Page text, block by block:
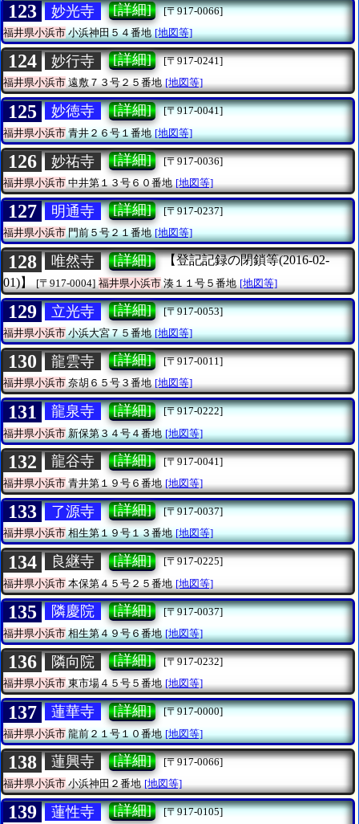
123 妙光寺 [詳細]
[〒917-0066]
福井県小浜市小浜神田５４番地 [地図等]
124 妙行寺 [詳細]
[〒917-0241]
福井県小浜市遠敷７３号２５番地 [地図等]
125 妙徳寺 [詳細]
[〒917-0041]
福井県小浜市青井２６号１番地 [地図等]
126 妙祐寺 [詳細]
[〒917-0036]
福井県小浜市中井第１３号６０番地 [地図等]
127 明通寺 [詳細]
[〒917-0237]
福井県小浜市門前５号２１番地 [地図等]
128 唯然寺 [詳細]
【登記記録の閉鎖等(2016-02-
01)】
[〒917-0004] 福井県小浜市 湊１１号５番地 [地図等]
129 立光寺 [詳細]
[〒917-0053]
福井県小浜市小浜大宮７５番地 [地図等]
130 龍雲寺 [詳細]
[〒917-0011]
福井県小浜市奈胡６５号３番地 [地図等]
131 龍泉寺 [詳細]
[〒917-0222]
福井県小浜市新保第３４号４番地 [地図等]
132 龍谷寺 [詳細]
[〒917-0041]
福井県小浜市 青井第１９号６番地 [地図等]
133 了源寺 [詳細]
[〒917-0037]
福井県小浜市相生第１９号１３番地 [地図等]
134 良継寺 [詳細]
[〒917-0225]
福井県小浜市 本保第４５号２５番地 [地図等]
135 隣慶院 [詳細]
[〒917-0037]
福井県小浜市相生第４９号６番地 [地図等]
136 隣向院 [詳細]
[〒917-0232]
福井県小浜市東市場４５号５番地 [地図等]
137 蓮華寺 [詳細]
[〒917-0000]
福井県小浜市龍前２１号１０番地 [地図等]
138 蓮興寺 [詳細]
[〒917-0066]
福井県小浜市 小浜神田２番地 [地図等]
139 蓮性寺 [詳細]
[〒917-0105]